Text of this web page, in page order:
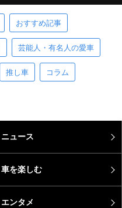
おすすめ記事
芸能人・有名人の愛車
推し車 コラム
ニュース
車を楽しむ
エンタメ